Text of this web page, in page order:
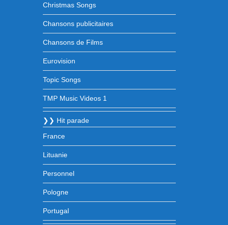
Christmas Songs
Chansons publicitaires
Chansons de Films
Eurovision
Topic Songs
TMP Music Videos 1
❯❯ Hit parade
France
Lituanie
Personnel
Pologne
Portugal